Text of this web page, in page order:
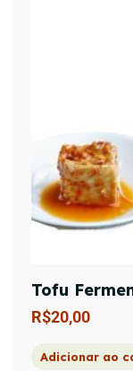
Tofu
R$20,00
Adicionar ao